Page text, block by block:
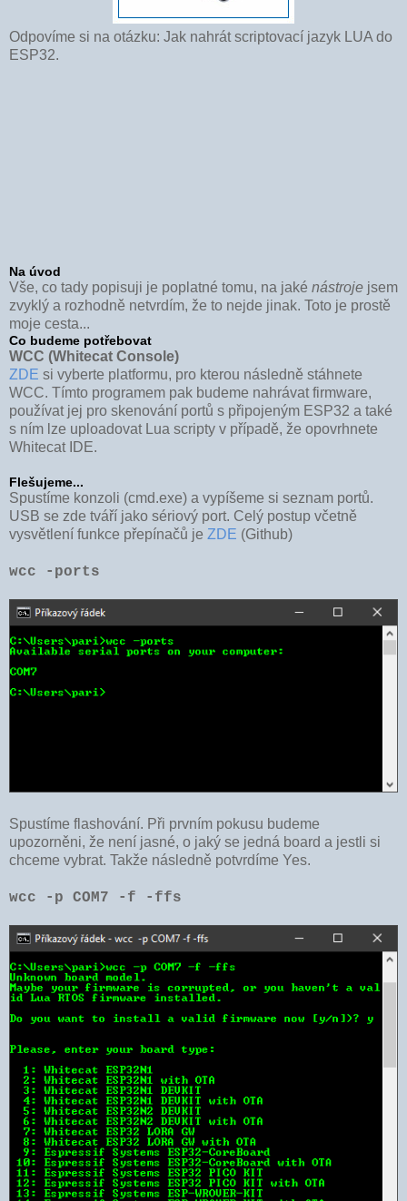
Odpovíme si na otázku: Jak nahrát scriptovací jazyk LUA do
ESP32.
Na úvod
Vše, co tady popisuji je poplatné tomu, na jaké nástroje jsem
zvyklý a rozhodně netvrdím, že to nejde jinak. Toto je prostě
moje cesta...
Co budeme potřebovat
WCC (Whitecat Console)
ZDE si vyberte platformu, pro kterou následně stáhnete
WCC. Tímto programem pak budeme nahrávat firmware,
používat jej pro skenování portů s připojeným ESP32 a také
s ním lze uploadovat Lua scripty v případě, že opovrhnete
Whitecat IDE.
Flešujeme...
Spustíme konzoli (cmd.exe) a vypíšeme si seznam portů.
USB se zde tváří jako sériový port. Celý postup včetně
vysvětlení funkce přepínačů je ZDE (Github)
wcc -ports
Spustíme flashování. Při prvním pokusu budeme
upozorněni, že není jasné, o jaký se jedná board a jestli si
chceme vybrat. Takže následně potvrdíme Yes.
wcc -p COM7 -f -ffs